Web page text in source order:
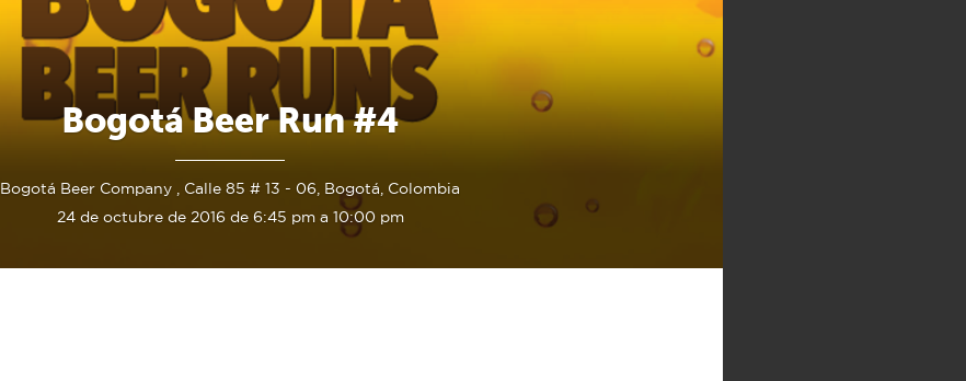
Bogotá Beer Run #4
Bogotá Beer Company , Calle 85 # 13 - 06, Bogotá, Colombia
24 de octubre de 2016 de 6:45 pm a 10:00 pm